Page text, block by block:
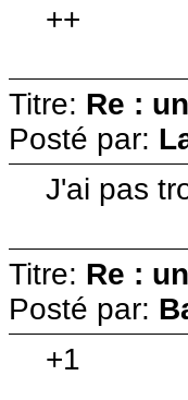
++
Titre: Re :
Posté par:
J'ai pas
Titre: Re :
Posté par:
+1